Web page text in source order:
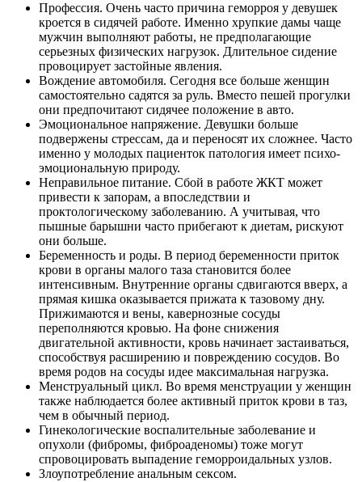
Профессия. Очень часто причина геморроя у девушек
кроется в сидячей работе. Именно хрупкие дамы чаще
мужчин выполняют работы, не предполагающие
серьезных физических нагрузок. Длительное сидение
провоцирует застойные явления.
Вождение автомобиля. Сегодня все больше женщин
самостоятельно садятся за руль. Вместо пешей прогулки
они предпочитают сидячее положение в авто.
Эмоциональное напряжение. Девушки больше
подвержены стрессам, да и переносят их сложнее. Часто
именно у молодых пациенток патология имеет психо-
эмоциональную природу.
Неправильное питание. Сбой в работе ЖКТ может
привести к запорам, а впоследствии и
проктологическому заболеванию. А учитывая, что
пышные барышни часто прибегают к диетам, рискуют
они больше.
Беременность и роды. В период беременности приток
крови в органы малого таза становится более
интенсивным. Внутренние органы сдвигаются вверх, а
прямая кишка оказывается прижата к тазовому дну.
Прижимаются и вены, кавернозные сосуды
переполняются кровью. На фоне снижения
двигательной активности, кровь начинает застаиваться,
способствуя расширению и повреждению сосудов. Во
время родов на сосуды идее максимальная нагрузка.
Менструальный цикл. Во время менструации у женщин
также наблюдается более активный приток крови в таз,
чем в обычный период.
Гинекологические воспалительные заболевание и
опухоли (фибромы, фиброаденомы) тоже могут
спровоцировать выпадение геморроидальных узлов.
Злоупотребление анальным сексом.